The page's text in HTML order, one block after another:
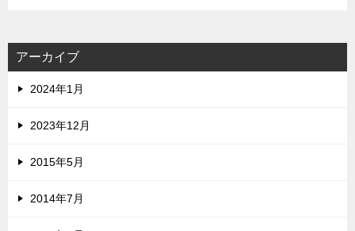
アーカイブ
2024年1月
2023年12月
2015年5月
2014年7月